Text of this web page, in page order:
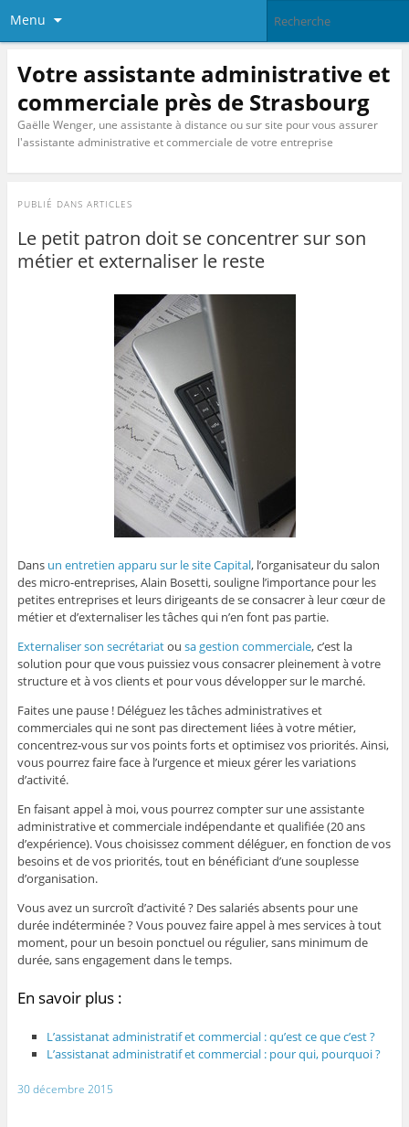
Menu
Votre assistante administrative et
commerciale près de Strasbourg
Gaëlle Wenger, une assistante à distance ou sur site pour vous assurer
l'assistante administrative et commerciale de votre entreprise
PUBLIÉ DANS ARTICLES
Le petit patron doit se concentrer sur son
métier et externaliser le reste
Dans un entretien apparu sur le site Capital, l’organisateur du salon
des micro-entreprises, Alain Bosetti, souligne l’importance pour les
petites entreprises et leurs dirigeants de se consacrer à leur cœur de
métier et d’externaliser les tâches qui n’en font pas partie.
Externaliser son secrétariatou sa gestion commerciale, c’est la
solution pour que vous puissiez vous consacrer pleinement à votre
structure et à vos clients et pour vous développer sur le marché.
Faites une pause ! Déléguez les tâches administratives et
commerciales qui ne sont pas directement liées à votre métier,
concentrez-vous sur vos points forts et optimisez vos priorités. Ainsi,
vous pourrez faire face à l’urgence et mieux gérer les variations
d’activité.
En faisant appel à moi, vous pourrez compter sur une assistante
administrative et commerciale indépendante et qualifiée (20 ans
d’expérience). Vous choisissez comment déléguer, en fonction de vos
besoins et de vos priorités, tout en bénéficiant d’une souplesse
d’organisation.
Vous avez un surcroît d’activité ? Des salariés absents pour une
durée indéterminée ? Vous pouvez faire appel à mes services à tout
moment, pour un besoin ponctuel ou régulier, sans minimum de
durée, sans engagement dans le temps.
En savoir plus :
L’assistanat administratif et commercial : qu’est ce que c’est ?
L’assistanat administratif et commercial : pour qui, pourquoi ?
30 décembre 2015